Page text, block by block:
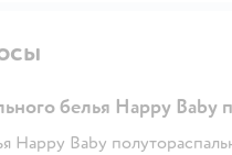
белья Happy Baby
Happy Baby